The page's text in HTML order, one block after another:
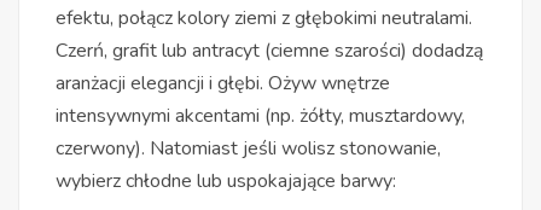
efektu, połącz kolory ziemi z głębokimi neutralami.
Czerń, grafit lub antracyt (ciemne szarości) dodadzą
aranżacji elegancji i głębi. Ożyw wnętrze
intensywnymi akcentami (np. żółty, musztardowy,
czerwony). Natomiast jeśli wolisz stonowanie,
wybierz chłodne lub uspokajające barwy: